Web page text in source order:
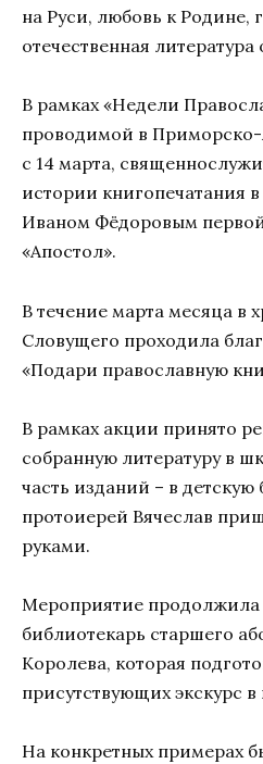
на Руси, любовь к Родине,
отечественная
В рамках «Недели
проводимой в
с 14 марта,
истории книгопечатания
Иваном Фёдоровым
«Апостол».
В течение марта месяца в
Словущего проходила
«Подари православную
В рамках акции принято
собранную литературу в
часть изданий – в детскую
протоиерей Вячеслав
руками.
Мероприятие
библиотекарь старшего
Королева, которая
присутствующих экскурс
На конкретных примерах